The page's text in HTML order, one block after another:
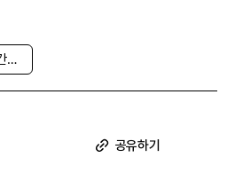
근긴장이상을 동반한 고망간혈증
공유하기